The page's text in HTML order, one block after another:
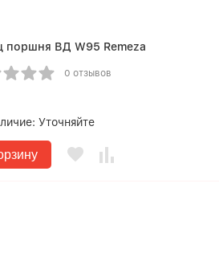
поршня ВД W95 Remeza
0 отзывов
Уточняйте